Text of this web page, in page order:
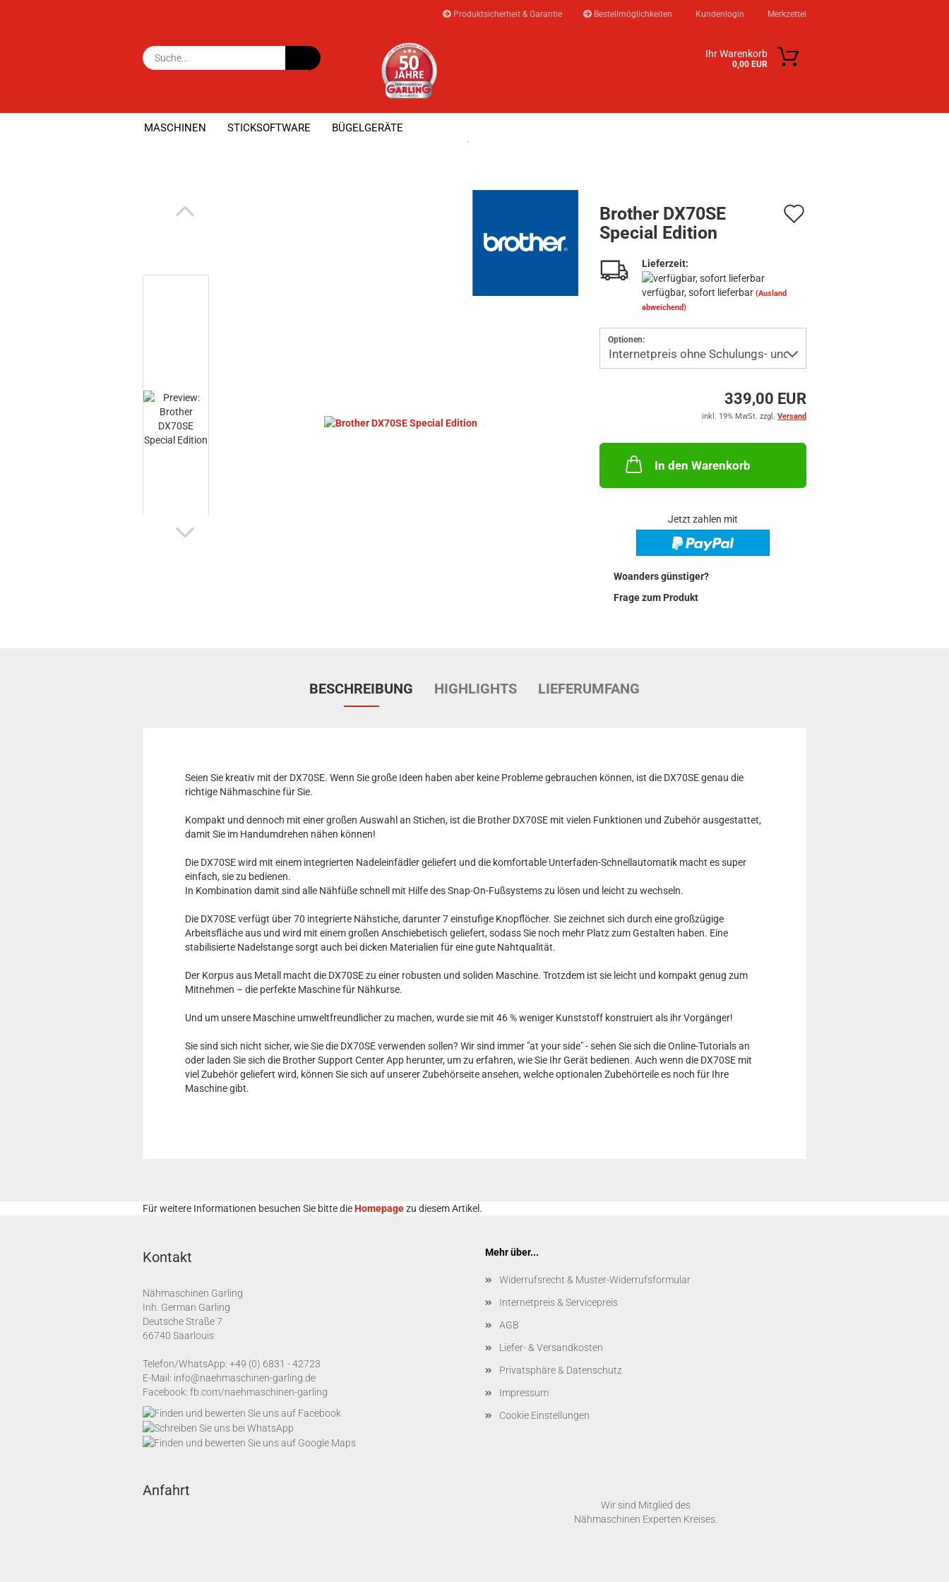
Produktsicherheit & Garantie Bestellmöglichkeiten Kundenlogin
Konto erstellen
Passwort vergessen?
Merkzettel
Suche... Ihr Warenkorb
0,00 EUR
MASCHINEN STICKSOFTWARE BÜGELGERÄTE
Brother DX70SE
Special Edition
Lieferzeit:
verfügbar, sofort lieferbar (Ausland
abweichend)
Optionen:
339,00 EUR
inkl. 19% MwSt. zzgl. Versand
In den Warenkorb
Jetzt zahlen mit
Woanders günstiger?
Frage zum Produkt
BESCHREIBUNG HIGHLIGHTS LIEFERUMFANG
Seien Sie kreativ mit der DX70SE. Wenn Sie große Ideen haben aber keine Probleme gebrauchen können, ist die DX70SE genau die
richtige Nähmaschine für Sie.
Kompakt und dennoch mit einer großen Auswahl an Stichen, ist die Brother DX70SE mit vielen Funktionen und Zubehör ausgestattet,
damit Sie im Handumdrehen nähen können!
Die DX70SE wird mit einem integrierten Nadeleinfädler geliefert und die komfortable Unterfaden-Schnellautomatik macht es super
einfach, sie zu bedienen.
In Kombination damit sind alle Nähfüße schnell mit Hilfe des Snap-On-Fußsystems zu lösen und leicht zu wechseln.
Die DX70SE verfügt über 70 integrierte Nähstiche, darunter 7 einstufige Knopflöcher. Sie zeichnet sich durch eine großzügige
Arbeitsfläche aus und wird mit einem großen Anschiebetisch geliefert, sodass Sie noch mehr Platz zum Gestalten haben. Eine
stabilisierte Nadelstange sorgt auch bei dicken Materialien für eine gute Nahtqualität.
Der Korpus aus Metall macht die DX70SE zu einer robusten und soliden Maschine. Trotzdem ist sie leicht und kompakt genug zum
Mitnehmen – die perfekte Maschine für Nähkurse.
Und um unsere Maschine umweltfreundlicher zu machen, wurde sie mit 46 % weniger Kunststoff konstruiert als ihr Vorgänger!
Sie sind sich nicht sicher, wie Sie die DX70SE verwenden sollen? Wir sind immer "at your side" - sehen Sie sich die Online-Tutorials an
oder laden Sie sich die Brother Support Center App herunter, um zu erfahren, wie Sie Ihr Gerät bedienen. Auch wenn die DX70SE mit
viel Zubehör geliefert wird, können Sie sich auf unserer Zubehörseite ansehen, welche optionalen Zubehörteile es noch für Ihre
Maschine gibt.
Für weitere Informationen besuchen Sie bitte dieHomepagezu diesem Artikel.
Kontakt
Nähmaschinen Garling
Inh. German Garling
Deutsche Straße 7
66740 Saarlouis
Telefon/WhatsApp: +49 (0) 6831 - 42723
E-Mail: info@naehmaschinen-garling.de
Facebook: fb.com/naehmaschinen-garling
Mehr über...
Widerrufsrecht & Muster-Widerrufsformular
Internetpreis & Servicepreis
AGB
Liefer- & Versandkosten
Privatsphäre & Datenschutz
Impressum
Cookie Einstellungen
Anfahrt
Wir sind Mitglied des
Nähmaschinen Experten Kreises.